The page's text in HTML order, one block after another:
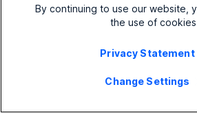
Tijekom postupka uključivanja
pozivanja ili unesu aktivacijski
Ako je telefon i dalje pakiran u
By continuing to use our website,
the use of
Privacy Statement
Change Settings